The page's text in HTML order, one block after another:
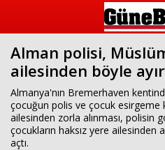
Alman polisi,
ailesinden böyle
Almanya'nın Bremerhaven
çocuğun polis ve çocuk esirgeme
ailesinden zorla alınması, polisin
çocukların haksız yere ailesinden
açtı.